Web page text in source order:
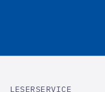
LESERSERVICE